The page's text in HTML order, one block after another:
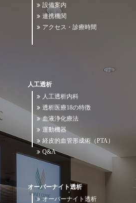
設備案内
連携機関
アクセス・診療時間
人工透析
人工透析内科
透析医療18の特徴
血液浄化療法
運動機器
経皮的血管形成術（PTA）
Q&A
オーバーナイト透析
オーバーナイト透析